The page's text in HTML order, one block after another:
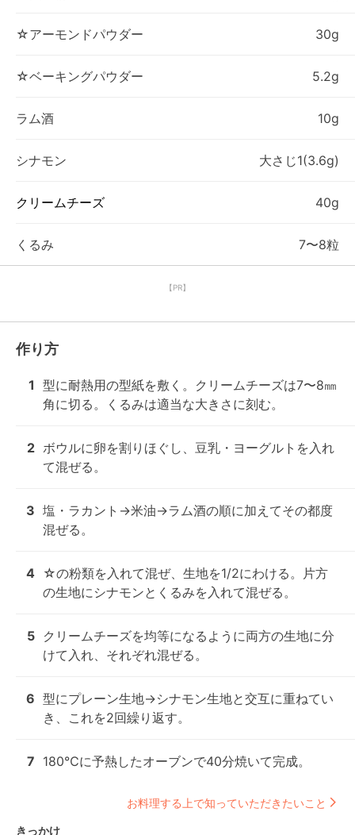
☆アーモンドパウダー 30g
☆ベーキングパウダー 5.2g
ラム酒 10g
シナモン 大さじ1(3.6g)
クリームチーズ 40g
くるみ 7〜8粒
【PR】
作り方
1 型に耐熱用の型紙を敷く。クリームチーズは7〜8㎜
角に切る。くるみは適当な大きさに刻む。
2 ボウルに卵を割りほぐし、豆乳・ヨーグルトを入れ
て混ぜる。
3 塩・ラカント→米油→ラム酒の順に加えてその都度
混ぜる。
4
☆の粉類を入れて混ぜ、生地を1/2にわける。片方
の生地にシナモンとくるみを入れて混ぜる。
5 クリームチーズを均等になるように両方の生地に分
けて入れ、それぞれ混ぜる。
6 型にプレーン生地→シナモン生地と交互に重ねてい
き、これを2回繰り返す。
7 180℃に予熱したオーブンで40分焼いて完成。
お料理する上で知っていただきたいこと
きっかけ